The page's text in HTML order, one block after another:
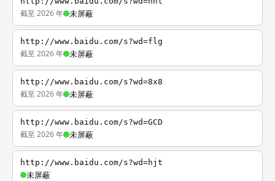
截至 2026 年 未屏蔽
http://www.baidu.com/s?wd=flg
截至 2026 年 未屏蔽
http://www.baidu.com/s?wd=8x8
截至 2026 年 未屏蔽
http://www.baidu.com/s?wd=GCD
截至 2026 年 未屏蔽
http://www.baidu.com/s?wd=hjt
未屏蔽